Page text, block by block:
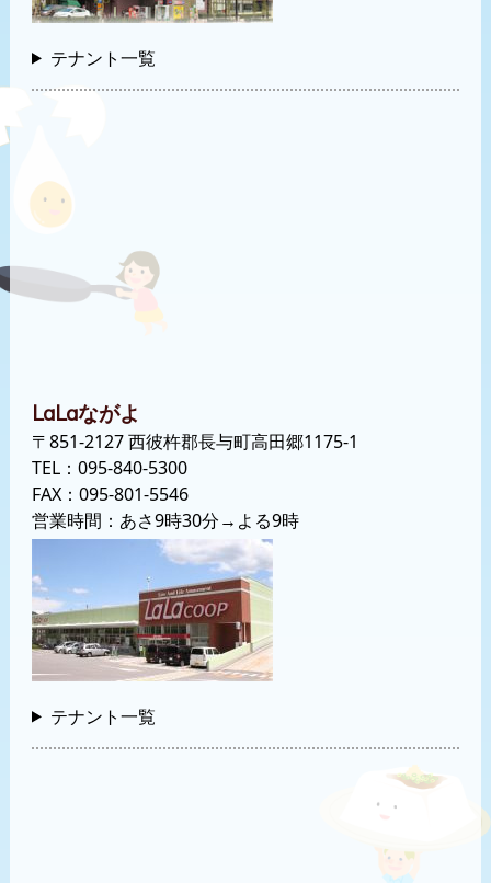
テナント一覧
LaLaながよ
〒851-2127 西彼杵郡長与町高田郷1175-1
TEL： 095-840-5300
FAX：095-801-5546
営業時間：あさ9時30分→よる9時
テナント一覧